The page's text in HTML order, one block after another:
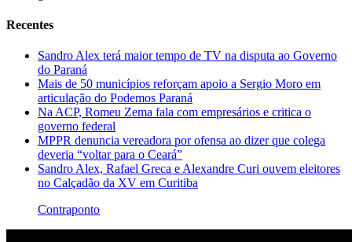
Recentes
Sandro Alex terá maior tempo de TV na disputa ao Governo
do Paraná
Mais de 50 municípios reforçam apoio a Sergio Moro em
articulação do Podemos Paraná
Na ACP, Romeu Zema fala com empresários e critica o
governo federal
MPPR denuncia vereadora por ofensa ao dizer que colega
deveria “voltar para o Ceará”
Sandro Alex, Rafael Greca e Alexandre Curi ouvem eleitores
no Calçadão da XV em Curitiba
Contraponto